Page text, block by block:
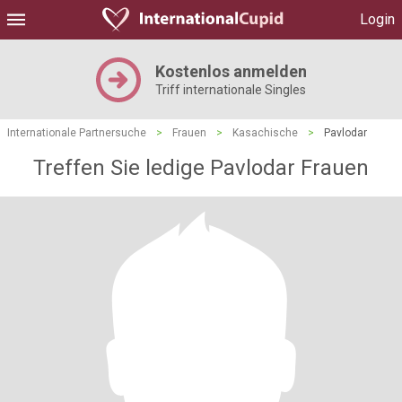
Login
Kostenlos anmelden
Triff internationale Singles
Internationale Partnersuche > Frauen > Kasachische > Pavlodar
Treffen Sie ledige Pavlodar Frauen